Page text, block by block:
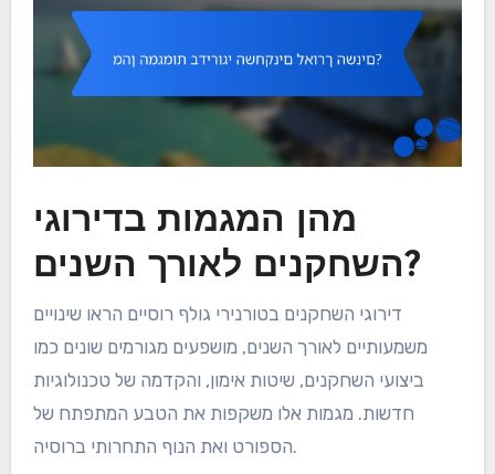
מהן המגמות בדירוגי
השחקנים לאורך השנים?
דירוגי השחקנים בטורנירי גולף רוסיים הראו שינויים
משמעותיים לאורך השנים, מושפעים מגורמים שונים כמו
ביצועי השחקנים, שיטות אימון, והקדמה של טכנולוגיות
חדשות. מגמות אלו משקפות את הטבע המתפתח של
הספורט ואת הנוף התחרותי ברוסיה.